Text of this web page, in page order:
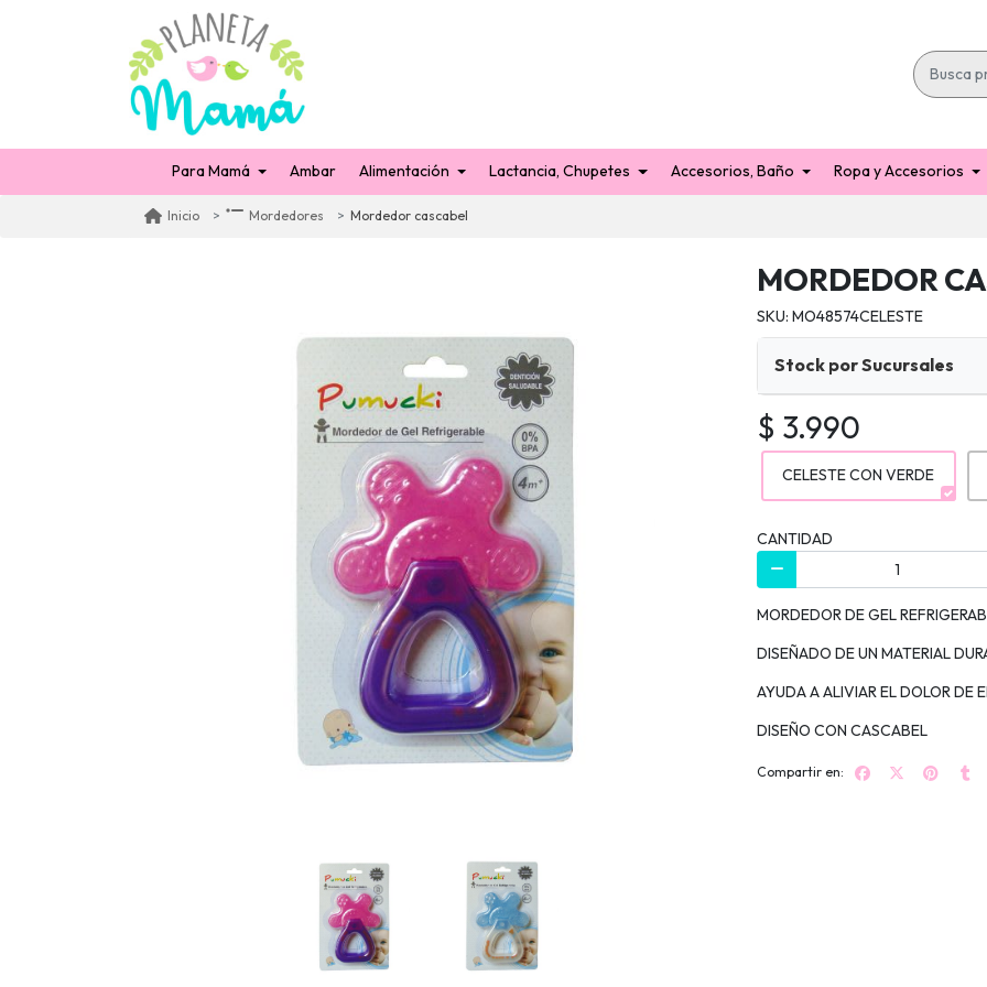
Para Mamá Ambar Alimentación Lactancia, Chupetes Accesorios, Baño Ropa y Accesorios
Inicio Mordedores Mordedor cascabel
MORDEDOR
SKU: MO48574CELESTE
Stock por Sucursales
$ 3.990
CELESTE CON VERDE
CANTIDAD
MORDEDOR DE GEL
DISEÑADO DE UN MATERIAL
AYUDA A ALIVIAR EL DOLOR DE
DISEÑO CON CASCABEL
Compartir en: